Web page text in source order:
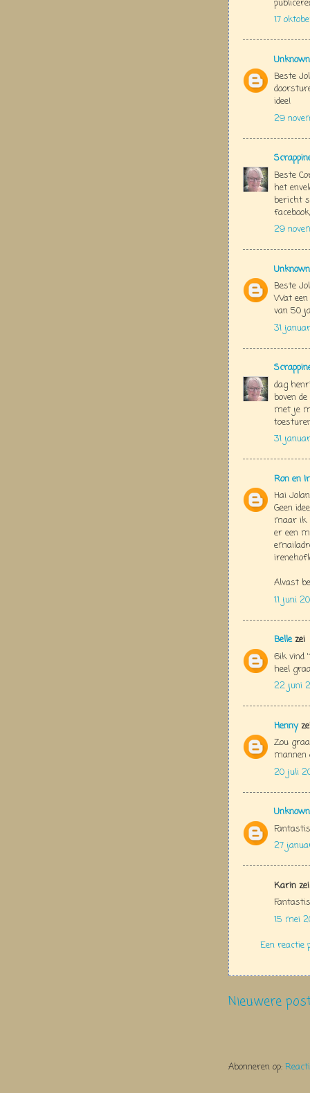
17
Unknown
Beste
idee!
29
Beste
het
bericht
29
Unknown
Beste
Wat een
van 50
31
dag
boven
met je
31
Ron en
Hai
Geen
maar ik
er een
Alvast
11 juni
Bellezei
6ik vind
heel
22 juni
Henny
Zou
mannen
20 juli
Unknown
27
Karin zei
15 mei
Een reactie
Nieuwere
Abonneren op: